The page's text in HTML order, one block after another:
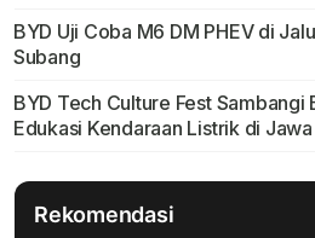
BYD Uji Coba M6 DM PHEV di
Subang
BYD Tech Culture Fest Sambangi
Edukasi Kendaraan Listrik di
Rekomendasi